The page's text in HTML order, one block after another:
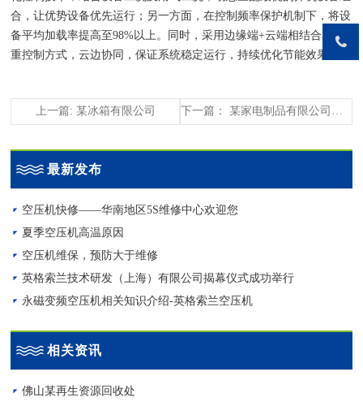
合，让优势设备优先运行；另一方面，在控制频率保护机制下，将设
备平均加载率提高至98%以上。同时，采用边缘端+云端相结合的双
重控制方式，云边协同，保证系统稳定运行，持续优化节能效果。
上一篇: 某冰箱有限公司 下一篇： 某家电制品有限公司云智控案例
最新发布
空压机快修——华南地区5S维修中心欢迎您
夏季空压机高温原因
空压机维保，预防大于维修
英格索兰技术研发（上海）有限公司揭幕仪式成功举行
永磁变频空压机相关知识介绍-英格索兰空压机
相关资讯
佛山某再生资源回收处